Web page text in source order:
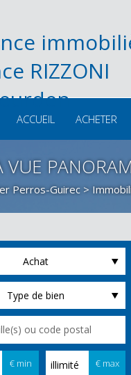
ACCUEIL ACHETER
VUE
Perros-Guirec >
Achat
Type de bien
€ min € max